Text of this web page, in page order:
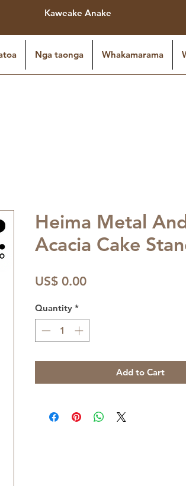
Kaweake Anake
Nga taonga Whakamarama
Heima Metal
Acacia Cake
US$ 0.00Price
Quantity *
Add to Cart